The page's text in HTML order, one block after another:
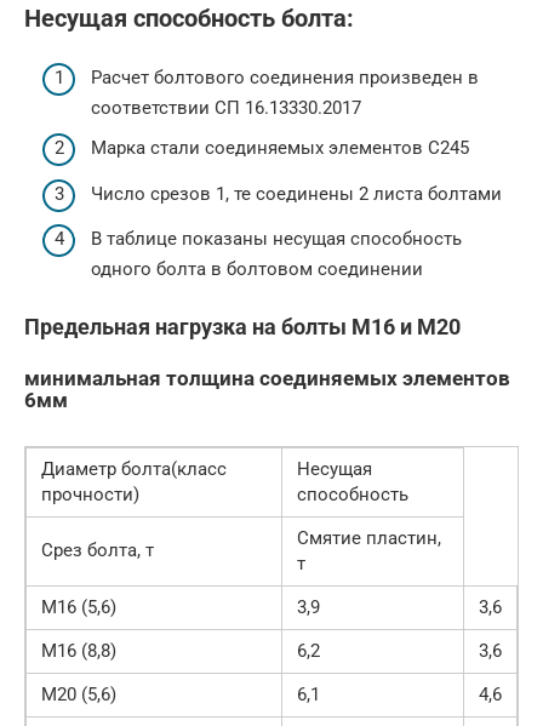
Несущая способность болта:
Расчет болтового соединения произведен в
соответствии СП 16.13330.2017
Марка стали соединяемых элементов С245
Число срезов 1, те соединены 2 листа болтами
В таблице показаны несущая способность
одного болта в болтовом соединении
Предельная нагрузка на болты М16 и М20
минимальная толщина соединяемых элементов
6мм
Диаметр болта(класс
прочности)
Несущая
способность
Срез болта, т
Смятие пластин,
т
М16 (5,6)
3,9
3,6
М16 (8,8)
6,2
3,6
М20 (5,6)
6,1
4,6